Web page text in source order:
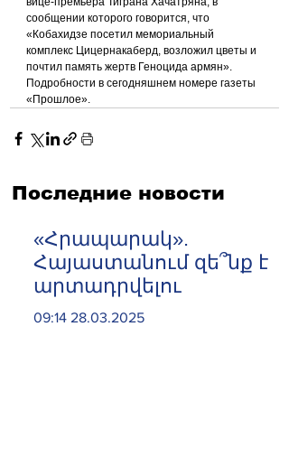
сообщении которого говорится, что
«Кобахидзе посетил мемориальный
комплекс Цицернакаберд, возложил цветы и
почтил память жертв Геноцида армян».
Подробности в сегодняшнем номере газеты
«Прошлое».
Последние новости
«Հրապարակ».
Հայաստանում զե՞նք է
արտադրվելու
09:14 28.03.2025